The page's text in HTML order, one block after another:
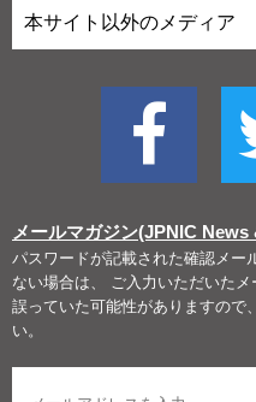
本サイト以外のメディア
メールマガジン(JPNIC News
パスワードが記載された確認メー
ない場合は、 ご入力いただいた
誤っていた可能性がありますので
い。